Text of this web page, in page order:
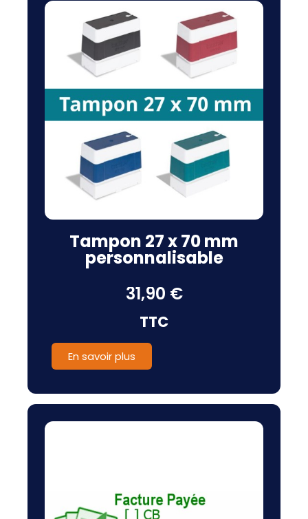
Tampon 27 x 70 mm
personnalisable
31,90 €
TTC
En savoir plus